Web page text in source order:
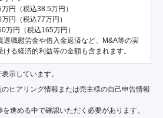
円（税込38.5万円）
円（税込77万円）
万円（税込165万円）
退職慰労金や借入金返済など、M&A等の実
る経済的利益等の金額も含まれます。
示しています。
ヒアリング情報または売主様の自己申告情報
進める中で確認いただく必要があります。